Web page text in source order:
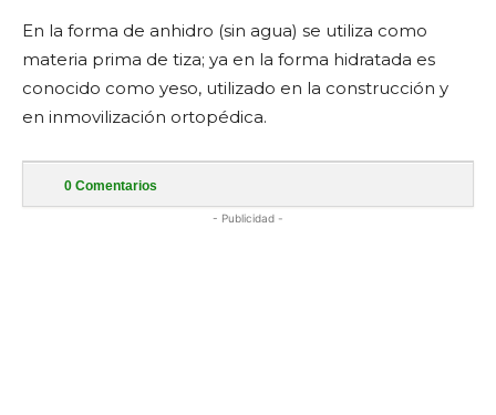
En la forma de anhidro (sin agua) se utiliza como
materia prima de tiza; ya en la forma hidratada es
conocido como yeso, utilizado en la construcción y
en inmovilización ortopédica.
0 Comentarios
- Publicidad -